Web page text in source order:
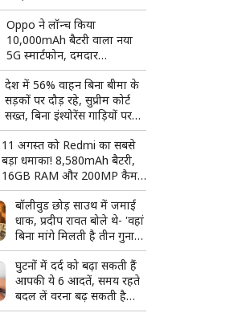
शानदार हिमालय टूर पैकेज
Oppo ने लॉन्च किया
10,000mAh बैटरी वाला नया
5G स्मार्टफोन, दमदार
स्पेसिफिकेशन के साथ मार्केट में
दी दस्तक
देश में 56% वाहन बिना बीमा के
सड़कों पर दौड़ रहे, सुप्रीम कोर्ट
सख्त, बिना इंश्योरेंस गाड़ियों पर
कार्रवाई तेज करने के निर्देश
11 अगस्त को Redmi का सबसे
बड़ा धमाका! 8,580mAh बैटरी,
16GB RAM और 200MP कैमरे
वाला फ्लैगशिप फोन होगा लॉन्च
बॉलीवुड छोड़ साउथ में जमाई
धाक, प्रदीप रावत बोले थे- 'वहां
बिना मांगे मिलती है तीन गुना
फीस'
घुटनों में दर्द को बढ़ा सकती हैं
आपकी ये 6 आदतें, समय रहते
बदल लें वरना बढ़ सकती है
परेशानी